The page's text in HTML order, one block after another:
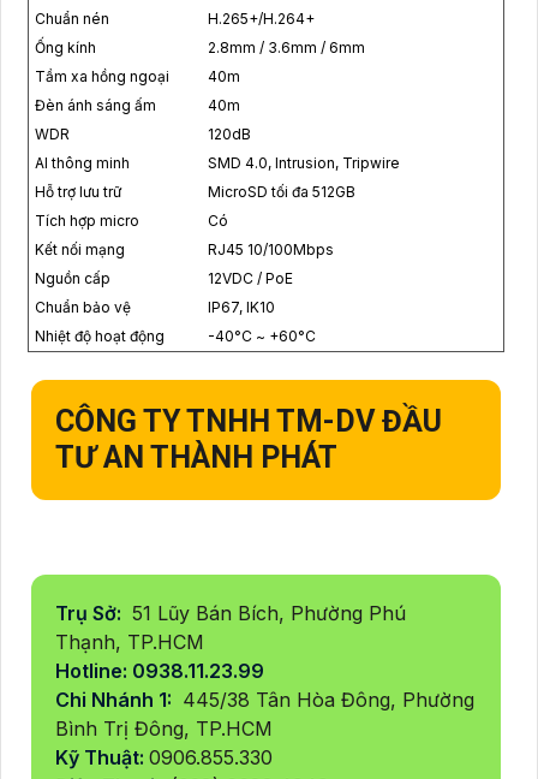
Chuẩn nén
H.265+/H.264+
Ống kính
2.8mm / 3.6mm / 6mm
Tầm xa hồng ngoại
40m
Đèn ánh sáng ấm
40m
WDR
120dB
AI thông minh
SMD 4.0, Intrusion, Tripwire
Hỗ trợ lưu trữ
MicroSD tối đa 512GB
Tích hợp micro
Có
Kết nối mạng
RJ45 10/100Mbps
Nguồn cấp
12VDC / PoE
Chuẩn bảo vệ
IP67, IK10
Nhiệt độ hoạt động
-40°C ~ +60°C
CÔNG TY TNHH TM-DV ĐẦU
TƯ AN THÀNH PHÁT
Trụ Sở: 51 Lũy Bán Bích, Phường Phú
Thạnh, TP.HCM
Hotline: 0938.11.23.99
Chi Nhánh 1: 445/38 Tân Hòa Đông, Phường
Bình Trị Đông, TP.HCM
Kỹ Thuật: 0906.855.330